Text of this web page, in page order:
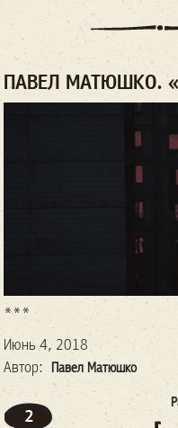
ПАВЕЛ МАТЮШКО.
***
Июнь 4, 2018
Автор:
Павел Матюшко
2